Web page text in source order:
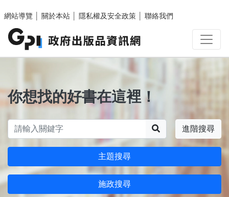
網站導覽
關於本站 隱私權及安全政策 聯絡我們
你想找的好書在這裡！
進階搜尋
主題搜尋
施政搜尋